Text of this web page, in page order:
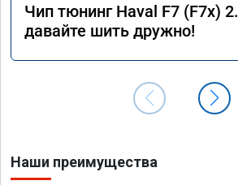
Чип тюнинг Haval F7 (F7x)
давайте шить дружно!
Наши преимущества